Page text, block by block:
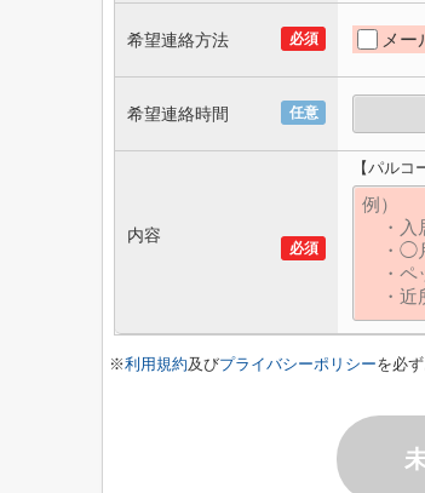
必須
希望連絡方法 メー
任意
希望連絡時間
必須
内容
【パルコ
※利用規約及びプライバシーポリシーを必